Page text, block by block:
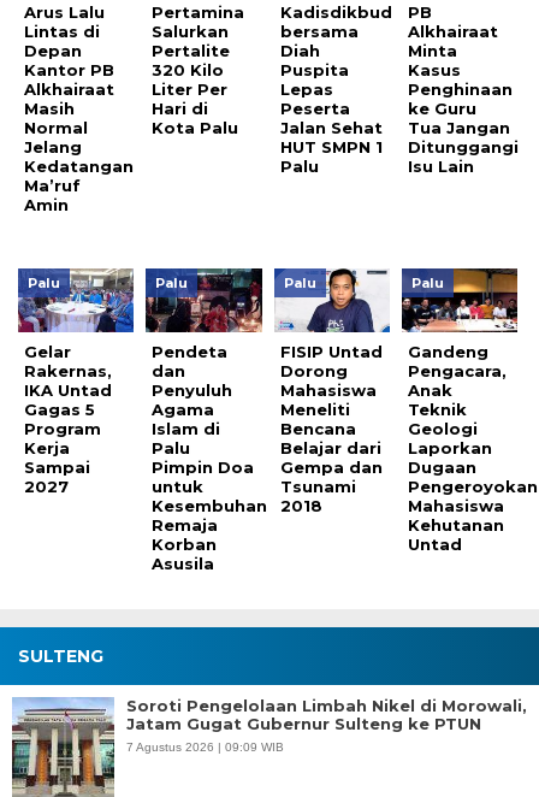
Arus Lalu
Lintas di
Depan
Kantor PB
Alkhairaat
Masih
Normal
Jelang
Kedatangan
Ma’ruf
Amin
Pertamina
Salurkan
Pertalite
320 Kilo
Liter Per
Hari di
Kota Palu
Kadisdikbud
bersama
Diah
Puspita
Lepas
Peserta
Jalan Sehat
HUT SMPN 1
Palu
PB
Alkhairaat
Minta
Kasus
Penghinaan
ke Guru
Tua Jangan
Ditunggangi
Isu Lain
Palu
Gelar
Rakernas,
IKA Untad
Gagas 5
Program
Kerja
Sampai
2027
Palu
Pendeta
dan
Penyuluh
Agama
Islam di
Palu
Pimpin Doa
untuk
Kesembuhan
Remaja
Korban
Asusila
Palu
FISIP Untad
Dorong
Mahasiswa
Meneliti
Bencana
Belajar dari
Gempa dan
Tsunami
2018
Palu
Gandeng
Pengacara,
Anak
Teknik
Geologi
Laporkan
Dugaan
Pengeroyokan
Mahasiswa
Kehutanan
Untad
SULTENG
Soroti Pengelolaan Limbah Nikel di Morowali,
Jatam Gugat Gubernur Sulteng ke PTUN
7 Agustus 2026 | 09:09 WIB